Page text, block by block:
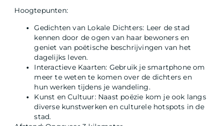
Hoogtepunten:
Gedichten van Lokale Dichters: Leer de stad
kennen door de ogen van haar bewoners en
geniet van poëtische beschrijvingen van het
dagelijks leven.
Interactieve Kaarten: Gebruik je smartphone om
meer te weten te komen over de dichters en
hun werken tijdens je wandeling.
Kunst en Cultuur: Naast poëzie kom je ook langs
diverse kunstwerken en culturele hotspots in de
stad.